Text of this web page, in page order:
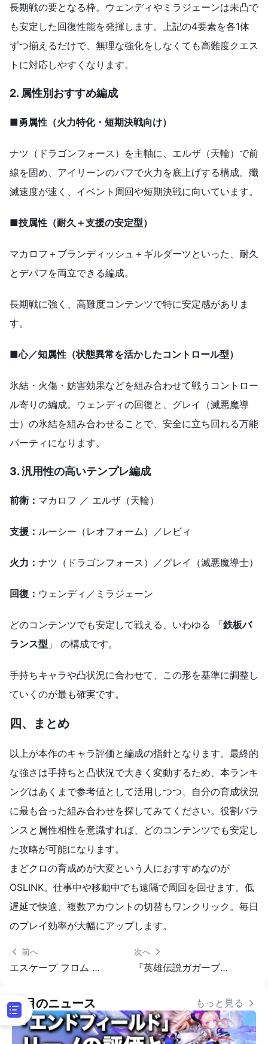
長期戦の要となる枠。ウェンディやミラジェーンは未凸で
も安定した回復性能を発揮します。上記の4要素を各1体
ずつ揃えるだけで、無理な強化をしなくても高難度クエス
トに対応しやすくなります。
2. 属性別おすすめ編成
■勇属性（火力特化・短期決戦向け）
ナツ（ドラゴンフォース）を主軸に、エルザ（天輪）で前
線を固め、アイリーンのバフで火力を底上げする構成。殲
滅速度が速く、イベント周回や短期決戦に向いています。
■技属性（耐久＋支援の安定型）
マカロフ＋ブランディッシュ＋ギルダーツといった、耐久
とデバフを両立できる編成。
長期戦に強く、高難度コンテンツで特に安定感がありま
す。
■心／知属性（状態異常を活かしたコントロール型）
氷結・火傷・妨害効果などを組み合わせて戦うコントロー
ル寄りの編成。ウェンディの回復と、グレイ（滅悪魔導
士）の氷結を組み合わせることで、安全に立ち回れる万能
パーティになります。
3. 汎用性の高いテンプレ編成
前衛： マカロフ ／ エルザ（天輪）
支援： ルーシー（レオフォーム）／レビィ
火力： ナツ（ドラゴンフォース）／グレイ（滅悪魔導士）
回復： ウェンディ／ミラジェーン
どのコンテンツでも安定して戦える、いわゆる 「鉄板バ
ランス型 」 の構成です。
手持ちキャラや凸状況に合わせて、この形を基準に調整し
ていくのが最も確実です。
四、 まとめ
以上が本作のキャラ評価と編成の指針となります。最終的
な強さは手持ちと凸状況で大きく変動するため、本ランキ
ングはあくまで参考値として活用しつつ、自分の育成状況
に最も合った組み合わせを探してみてください。役割バラ
ンスと属性相性を意識すれば、どのコンテンツでも安定し
た攻略が可能になります。
まどクロの育成めが大変という人におすすめなのが
OSLINK。仕事中や移動中でも遠隔で周回を回せます。低
遅延で快適、複数アカウントの切替もワンクリック。毎日
のプレイ効率が大幅にアップします。
前へ
エスケープ フロム ダッコフ 冬季イベントアップデート開催｜OSLinkでスマホからリモートプレイ
次へ
『英雄伝説ガガーブトリロジー』キャラランキングと重点キャラ詳解
注目のニュース もっと見る